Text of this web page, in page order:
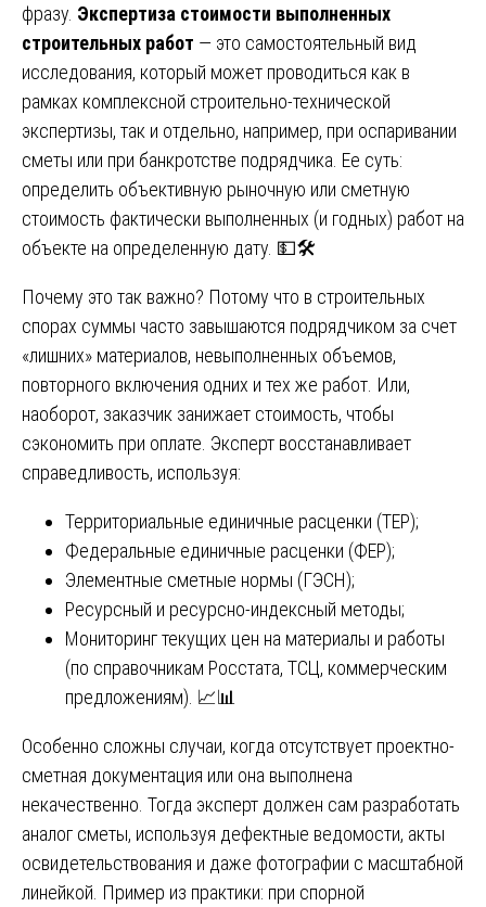
фразу. Экспертиза стоимости выполненных
строительных работ — это самостоятельный вид
исследования, который может проводиться как в
рамках комплексной строительно-технической
экспертизы, так и отдельно, например, при оспаривании
сметы или при банкротстве подрядчика. Ее суть:
определить объективную рыночную или сметную
стоимость фактически выполненных (и годных) работ на
объекте на определенную дату. 💵🛠️
Почему это так важно? Потому что в строительных
спорах суммы часто завышаются подрядчиком за счет
«лишних» материалов, невыполненных объемов,
повторного включения одних и тех же работ. Или,
наоборот, заказчик занижает стоимость, чтобы
сэкономить при оплате. Эксперт восстанавливает
справедливость, используя:
Территориальные единичные расценки (ТЕР);
Федеральные единичные расценки (ФЕР);
Элементные сметные нормы (ГЭСН);
Ресурсный и ресурсно-индексный методы;
Мониторинг текущих цен на материалы и работы
(по справочникам Росстата, ТСЦ, коммерческим
предложениям). 📈📊
Особенно сложны случаи, когда отсутствует проектно-
сметная документация или она выполнена
некачественно. Тогда эксперт должен сам разработать
аналог сметы, используя дефектные ведомости, акты
освидетельствования и даже фотографии с масштабной
линейкой. Пример из практики: при спорной